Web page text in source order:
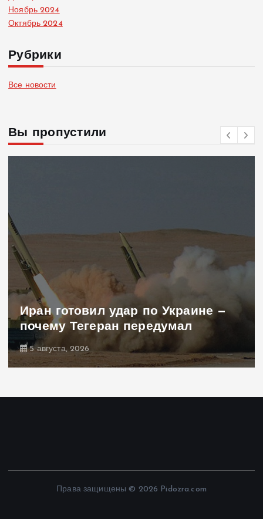
Ноябрь 2024
Октябрь 2024
Рубрики
Все новости
Вы пропустили
Иран готовил удар по Украине —
почему Тегеран передумал
5 августа, 2026
Права защищены © 2026 Pidozra.com